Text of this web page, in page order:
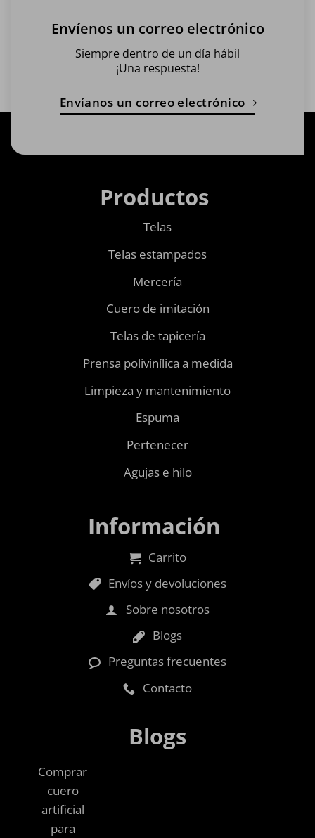
Envíenos un correo electrónico
Siempre dentro de un día hábil
¡Una respuesta!
Envíanos un correo electrónico
Productos
Telas
Telas estampados
Mercería
Cuero de imitación
Telas de tapicería
Prensa polivinílica a medida
Limpieza y mantenimiento
Espuma
Pertenecer
Agujas e hilo
Información
Carrito
Envíos y devoluciones
Sobre nosotros
Blogs
Preguntas frecuentes
Contacto
Blogs
Comprar
cuero
artificial
para